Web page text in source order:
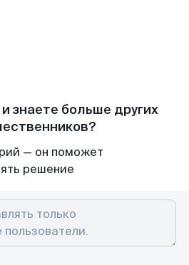
знаете больше других
— он поможет
решение